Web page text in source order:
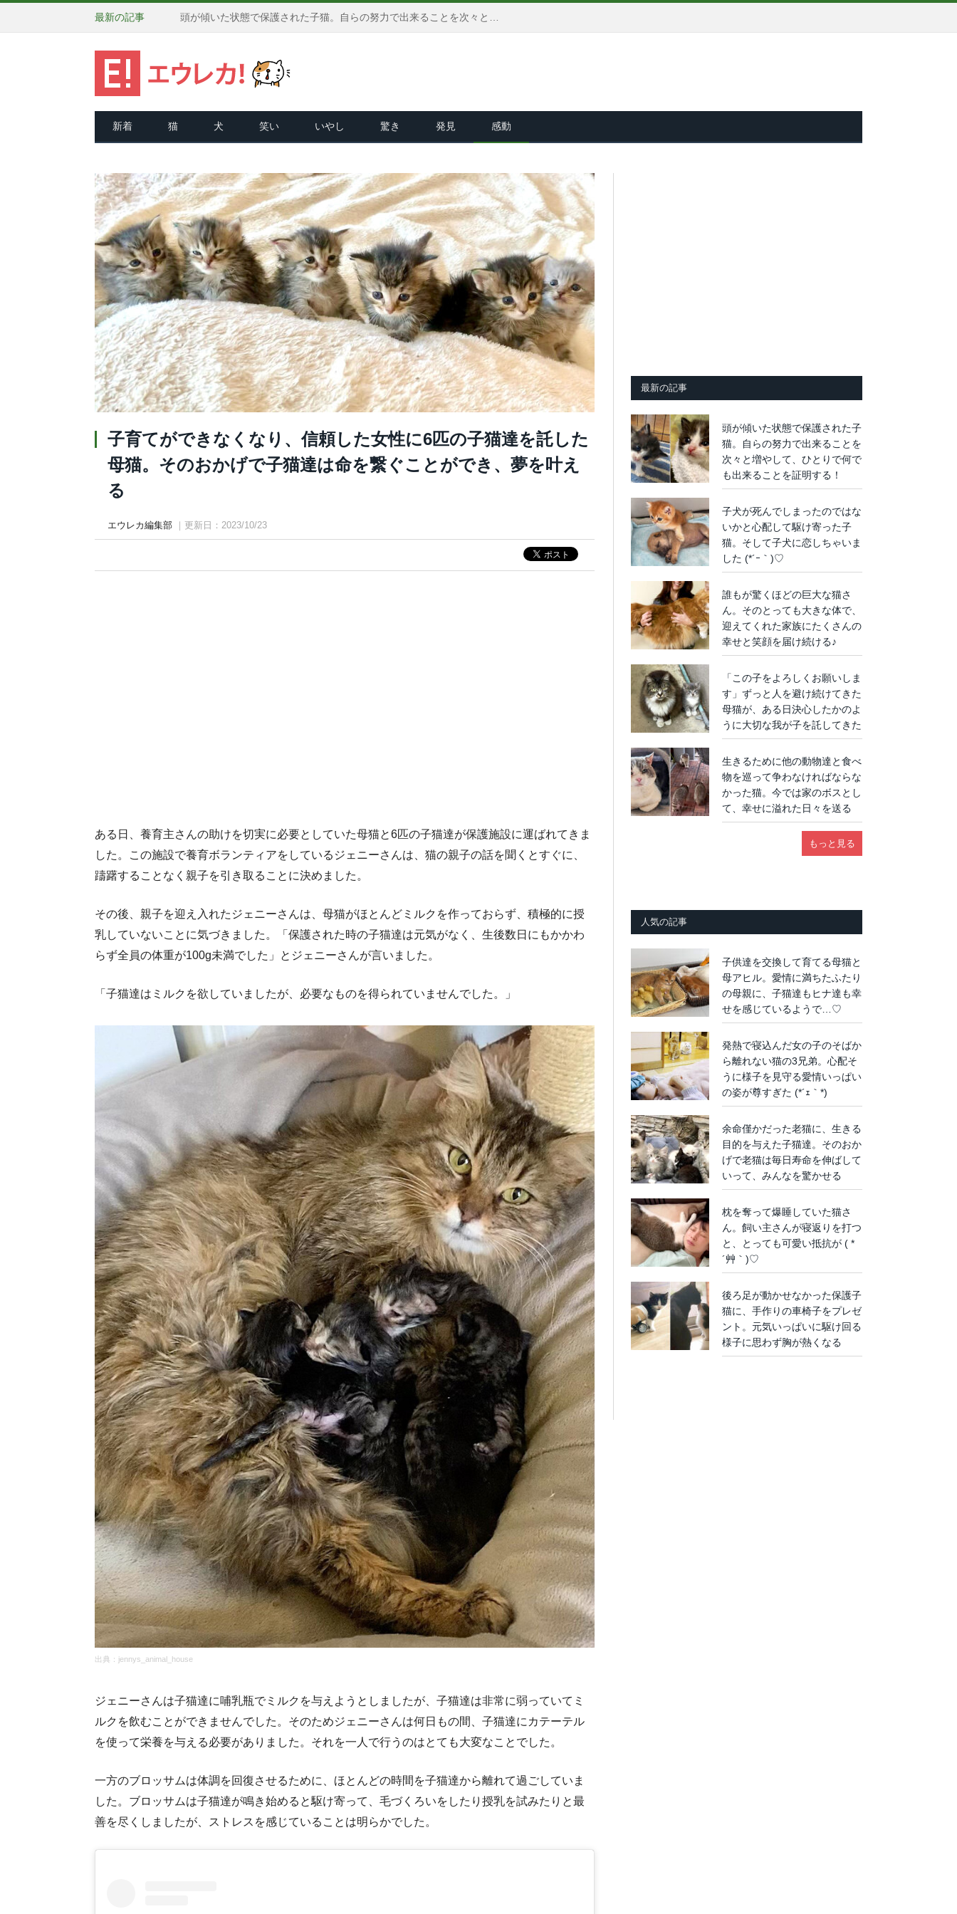
最新の記事 頭が傾いた状態で保護された子猫。自らの努力で出来ることを次々と増やして、ひとりで何でも出来ることを証明する！
新着 猫 犬 笑い いやし 驚き 発見 感動
子育てができなくなり、信頼した女性に6匹の子猫達を託した
母猫。そのおかげで子猫達は命を繋ぐことができ、夢を叶え
る
エウレカ編集部 ｜更新日：2023/10/23
ある日、養育主さんの助けを切実に必要としていた母猫と6匹の子猫達が保護施設に運ばれてきま
した。この施設で養育ボランティアをしているジェニーさんは、猫の親子の話を聞くとすぐに、
躊躇することなく親子を引き取ることに決めました。
その後、親子を迎え入れたジェニーさんは、母猫がほとんどミルクを作っておらず、積極的に授
乳していないことに気づきました。「保護された時の子猫達は元気がなく、生後数日にもかかわ
らず全員の体重が100g未満でした」とジェニーさんが言いました。
「子猫達はミルクを欲していましたが、必要なものを得られていませんでした。」
出典： jennys_animal_house
ジェニーさんは子猫達に哺乳瓶でミルクを与えようとしましたが、子猫達は非常に弱っていてミ
ルクを飲むことができませんでした。そのためジェニーさんは何日もの間、子猫達にカテーテル
を使って栄養を与える必要がありました。それを一人で行うのはとても大変なことでした。
一方のブロッサムは体調を回復させるために、ほとんどの時間を子猫達から離れて過ごしていま
した。ブロッサムは子猫達が鳴き始めると駆け寄って、毛づくろいをしたり授乳を試みたりと最
善を尽くしましたが、ストレスを感じていることは明らかでした。
最新の記事
頭が傾いた状態で保護された子
猫。自らの努力で出来ることを
次々と増やして、ひとりで何で
も出来ることを証明する！
子犬が死んでしまったのではな
いかと心配して駆け寄った子
猫。そして子犬に恋しちゃいま
した (*´ｰ｀)♡
誰もが驚くほどの巨大な猫さ
ん。そのとっても大きな体で、
迎えてくれた家族にたくさんの
幸せと笑顔を届け続ける♪
「この子をよろしくお願いしま
す」ずっと人を避け続けてきた
母猫が、ある日決心したかのよ
うに大切な我が子を託してきた
生きるために他の動物達と食べ
物を巡って争わなければならな
かった猫。今では家のボスとし
て、幸せに溢れた日々を送る
もっと見る
人気の記事
子供達を交換して育てる母猫と
母アヒル。愛情に満ちたふたり
の母親に、子猫達もヒナ達も幸
せを感じているようで…♡
発熱で寝込んだ女の子のそばか
ら離れない猫の3兄弟。心配そ
うに様子を見守る愛情いっぱい
の姿が尊すぎた (*´ｪ｀*)
余命僅かだった老猫に、生きる
目的を与えた子猫達。そのおか
げで老猫は毎日寿命を伸ばして
いって、みんなを驚かせる
枕を奪って爆睡していた猫さ
ん。飼い主さんが寝返りを打つ
と、とっても可愛い抵抗が ( *
´艸｀)♡
後ろ足が動かせなかった保護子
猫に、手作りの車椅子をプレゼ
ント。元気いっぱいに駆け回る
様子に思わず胸が熱くなる